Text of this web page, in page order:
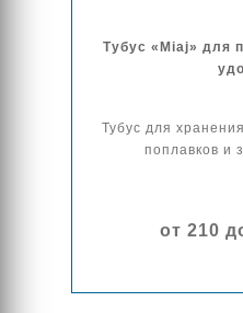
Тубус «Miaj» для
Тубус для
поплавков и
от 210